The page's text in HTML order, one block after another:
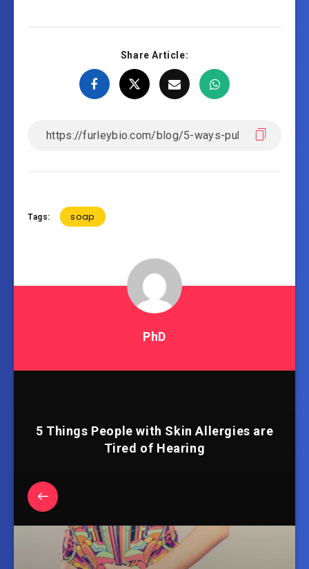
Share Article:
Tags: soap
PhD
5 Things People with Skin Allergies are
Tired of Hearing